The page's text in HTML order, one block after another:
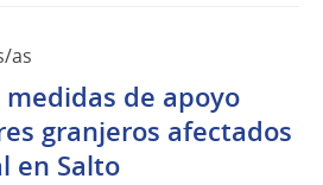
as
medidas de apoyo
granjeros afectados
en Salto